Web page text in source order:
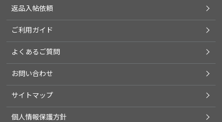
返品入帖依頼
ご利用ガイド
よくあるご質問
お問い合わせ
サイトマップ
個人情報保護方針